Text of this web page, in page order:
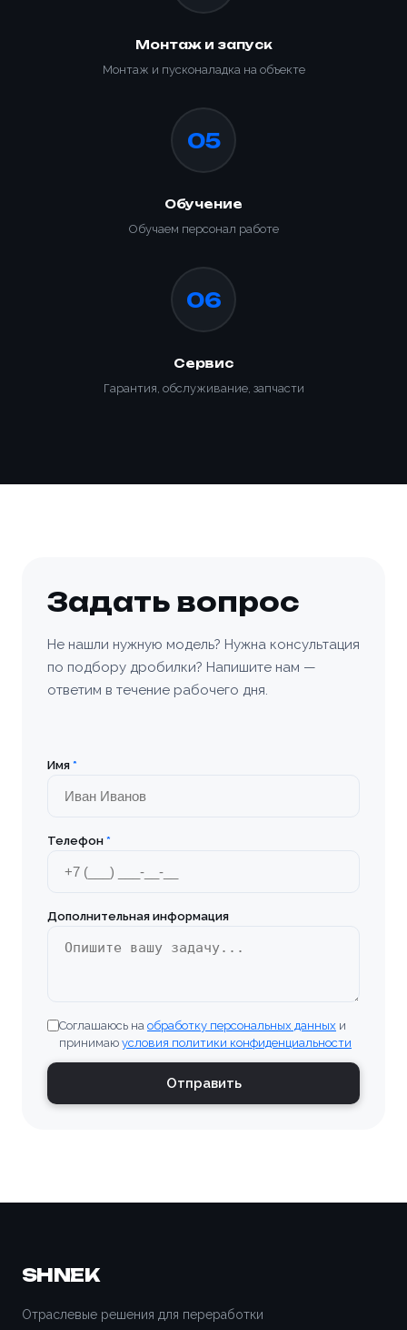
Монтаж и запуск
Монтаж и пусконаладка на объекте
05
Обучение
Обучаем персонал работе
06
Сервис
Гарантия, обслуживание, запчасти
Задать вопрос
Не нашли нужную модель? Нужна консультация
по подбору дробилки? Напишите нам —
ответим в течение рабочего дня.
Имя *
Телефон *
Дополнительная информация
Соглашаюсь на обработку персональных данных и
принимаю условия политики конфиденциальности
Отправить
SHNEK
Отраслевые решения для переработки